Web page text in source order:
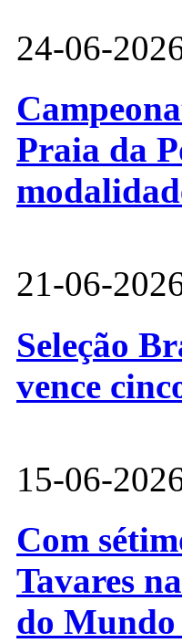
24-06-
Praia da
21-06-
Seleção
vence
15-06-
Com
Tavares
do Mundo